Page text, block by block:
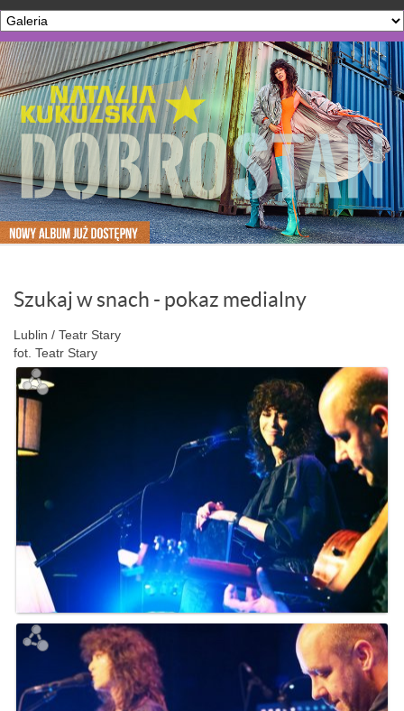
Szukaj w snach - pokaz medialny
Lublin / Teatr Stary
fot. Teatr Stary